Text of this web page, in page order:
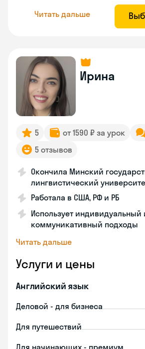
Читать дальше
Ирина
5 от 1590 ₽ за урок
5 отзывов
Окончила Минский
лингвистический
Работала в США, РФ и РБ
Использует индивидуальный
коммуникативный подходы
Читать дальше
Услуги и цены
Английский язык
Деловой - для бизнеса
Для путешествий
Для начинающих - премиум